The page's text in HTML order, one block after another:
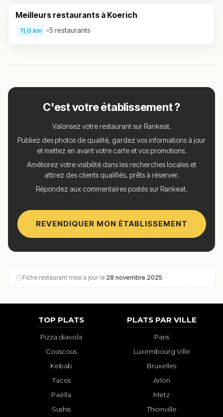
Meilleurs restaurants à Koerich
11,0 km •5 restaurants
C'est votre établissement ?
Valorisez votre restaurant sur Rankeat.
Publiez des photos de qualité, gardez vos informations à jour
et mettez en avant votre carte et vos promotions.
Améliorez votre visibilité dans les recherches locales et
attirez des clients qualifiés, prêts à réserver.
Répondez aux commentaires postés sur Rankeat.
REVENDIQUER MON ÉTABLISSEMENT
Fiche restaurant mise à jour le 28 novembre 2025
TOP PLATS
Pizza diavola
Couscous
Kebab
Tacos
Paëlla
Sushis
PLATS PAR VILLE
Paris
Luxembourg Ville
Bruxelles
Arlon
Metz
Thionville